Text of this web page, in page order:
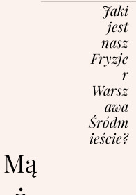
Jaki
jest
nasz
Fryzje
r
Warsz
awa
Śródm
ieście?
Mą